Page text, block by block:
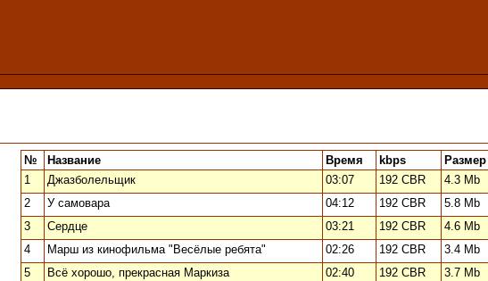
№ Название Время kbps
Размер
1
Джазболельщик 03:07 192 CBR 4.3 Mb
2
У самовара 04:12 192 CBR 5.8 Mb
3
Сердце 03:21 192 CBR 4.6 Mb
4
Марш из кинофильма "Весёлые ребята" 02:26 192 CBR 3.4 Mb
5
Всё хорошо, прекрасная Маркиза 02:40 192 CBR 3.7 Mb